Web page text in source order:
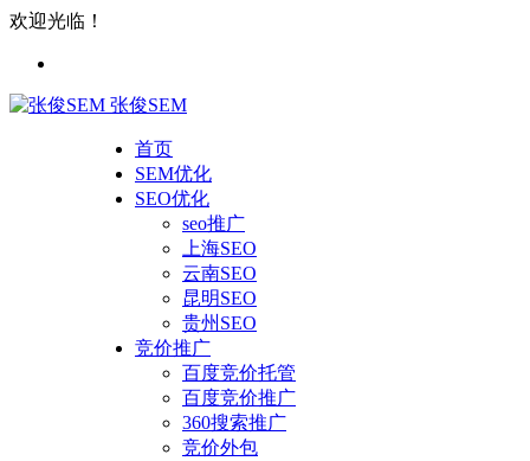
欢迎光临！
张俊SEM
首页
SEM优化
SEO优化
seo推广
上海SEO
云南SEO
昆明SEO
贵州SEO
竞价推广
百度竞价托管
百度竞价推广
360搜索推广
竞价外包